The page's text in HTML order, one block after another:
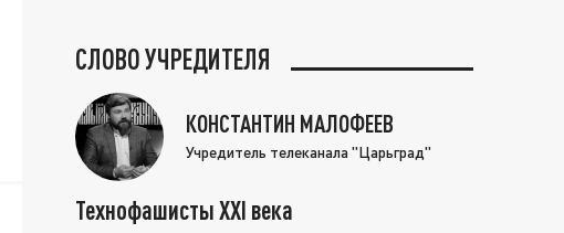
СЛОВО УЧРЕДИТЕЛЯ
КОНСТАНТИН МАЛОФЕЕВ
Учредитель телеканала "Царьград"
Технофашисты XXI века